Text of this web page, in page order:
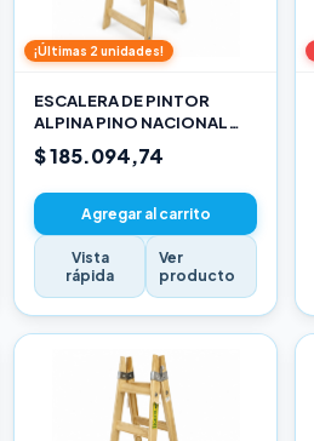
¡Últimas 2 unidades!
ESCALERA DE PINTOR
ALPINA PINO NACIONAL
3,90M PRO
$ 185.094,74
Agregar al carrito
Vista
rápida
Ver
producto